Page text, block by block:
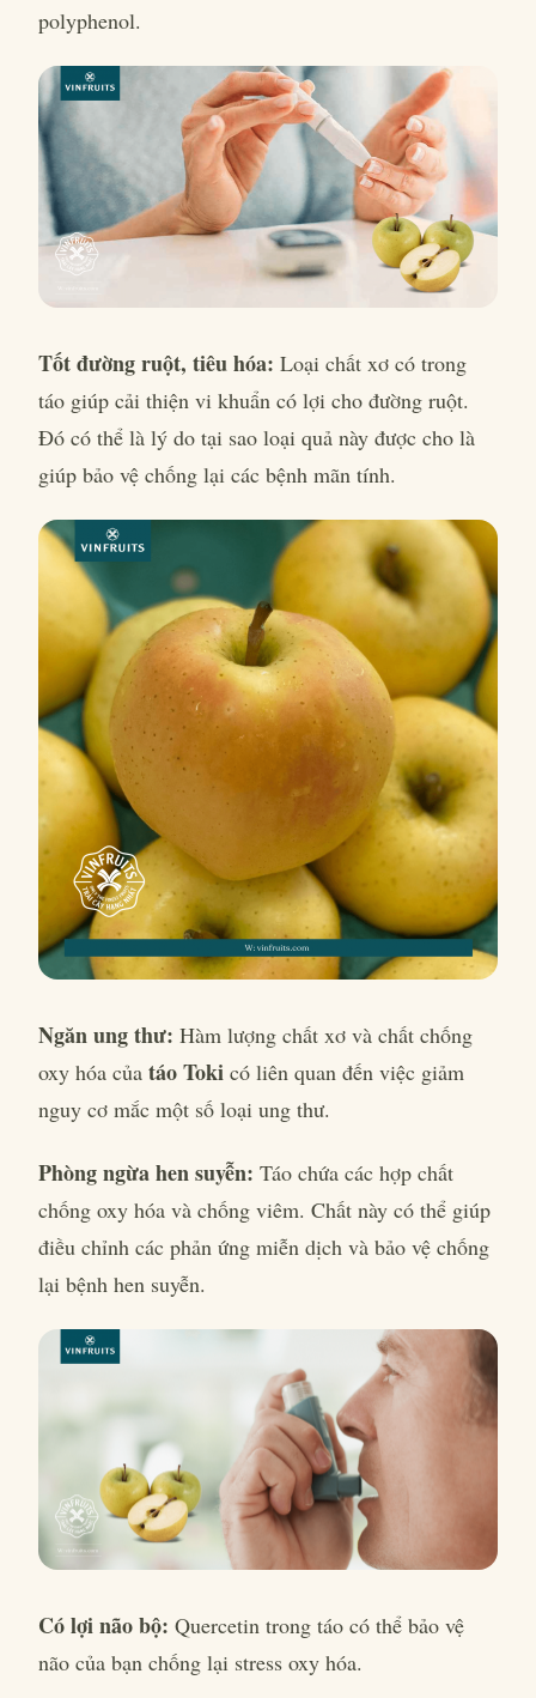
polyphenol.
Tốt đường ruột, tiêu hóa: Loại chất xơ có trong
táo giúp cải thiện vi khuẩn có lợi cho đường ruột.
Đó có thể là lý do tại sao loại quả này được cho là
giúp bảo vệ chống lại các bệnh mãn tính.
Ngăn ung thư: Hàm lượng chất xơ và chất chống
oxy hóa của táo Toki có liên quan đến việc giảm
nguy cơ mắc một số loại ung thư.
Phòng ngừa hen suyễn: Táo chứa các hợp chất
chống oxy hóa và chống viêm. Chất này có thể giúp
điều chỉnh các phản ứng miễn dịch và bảo vệ chống
lại bệnh hen suyễn.
Có lợi não bộ: Quercetin trong táo có thể bảo vệ
não của bạn chống lại stress oxy hóa.